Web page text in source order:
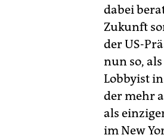
dabei
Zukunft
der US-
nun so,
Lobbyist
der mehr
als
im New